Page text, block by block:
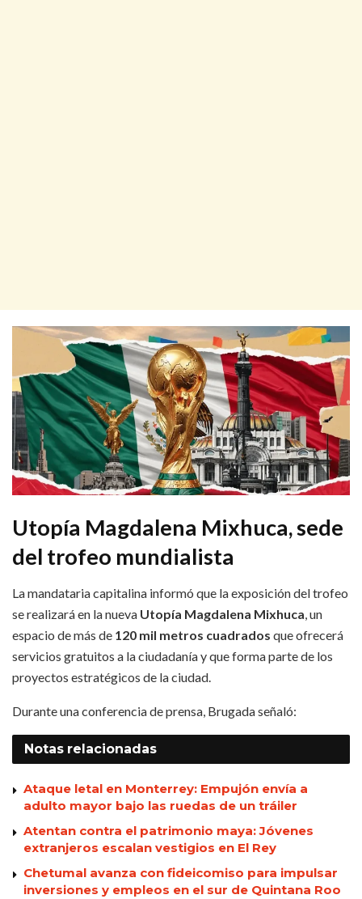
Utopía Magdalena Mixhuca, sede
del trofeo mundialista
La mandataria capitalina informó que la exposición del trofeo
se realizará en la nueva Utopía Magdalena Mixhuca, un
espacio de más de 120 mil metros cuadrados que ofrecerá
servicios gratuitos a la ciudadanía y que forma parte de los
proyectos estratégicos de la ciudad.
Durante una conferencia de prensa, Brugada señaló:
Notas relacionadas
Ataque letal en Monterrey: Empujón envía a
adulto mayor bajo las ruedas de un tráiler
Atentan contra el patrimonio maya: Jóvenes
extranjeros escalan vestigios en El Rey
Chetumal avanza con fideicomiso para impulsar
inversiones y empleos en el sur de Quintana Roo